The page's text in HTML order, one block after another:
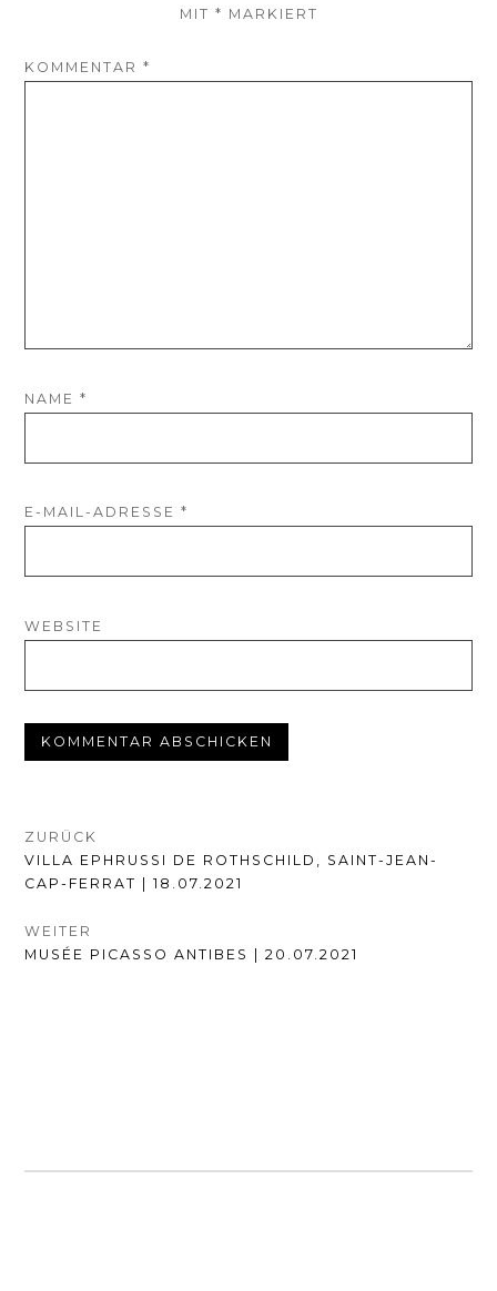
MIT * MARKIERT
KOMMENTAR*
NAME*
E-MAIL-ADRESSE*
WEBSITE
BEITRAGSNAVIGATION
ZURÜCK
VORHERIGER
BEITRAG:
VILLA EPHRUSSI DE ROTHSCHILD, SAINT-JEAN-
CAP-FERRAT | 18.07.2021
WEITER
NÄCHSTER
MUSÉE PICASSO ANTIBES | 20.07.2021